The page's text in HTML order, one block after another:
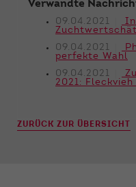
Verwandte
09.04.2021
09.04.2021
perfekte Wahl
09.04.2021
2021:
ZURÜCK ZUR ÜBERSICHT